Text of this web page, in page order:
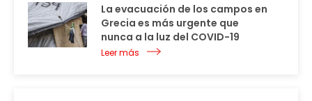
La evacuación de los campos en
Grecia es más urgente que
nunca a la luz del COVID-19
Leer más